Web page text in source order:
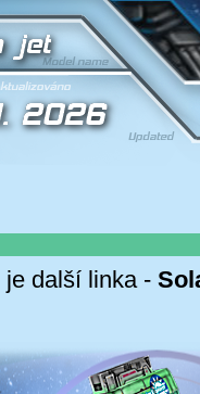
je další linka -